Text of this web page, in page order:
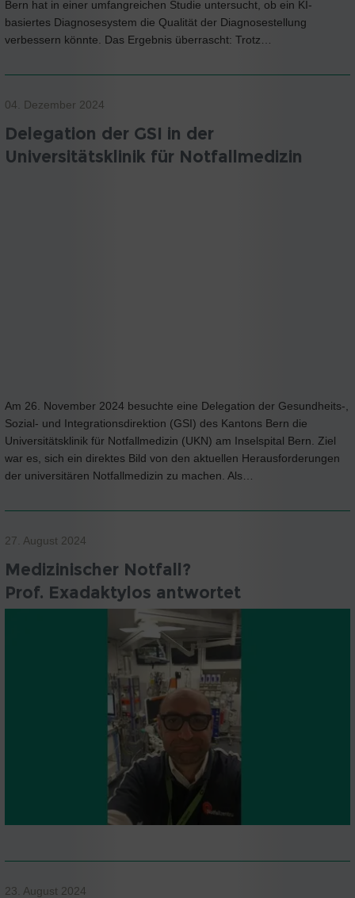
Bern hat in einer umfangreichen Studie untersucht, ob ein KI-
basiertes Diagnosesystem die Qualität der Diagnosestellung
verbessern könnte. Das Ergebnis überrascht: Trotz…
04. Dezember 2024
Delegation der GSI in der
Universitätsklinik für Notfallmedizin
Am 26. November 2024 besuchte eine Delegation der Gesundheits-,
Sozial- und Integrationsdirektion (GSI) des Kantons Bern die
Universitätsklinik für Notfallmedizin (UKN) am Inselspital Bern. Ziel
war es, sich ein direktes Bild von den aktuellen Herausforderungen
der universitären Notfallmedizin zu machen. Als…
27. August 2024
Medizinischer Notfall?
Prof. Exadaktylos antwortet
23. August 2024